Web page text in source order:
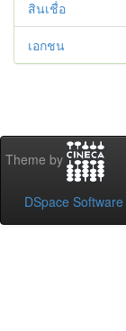
สินเชื่อ
เอกชน
Theme by
DSpace Software